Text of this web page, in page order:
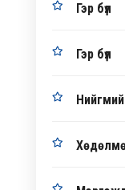
Гэр бүл
Гэр бүл